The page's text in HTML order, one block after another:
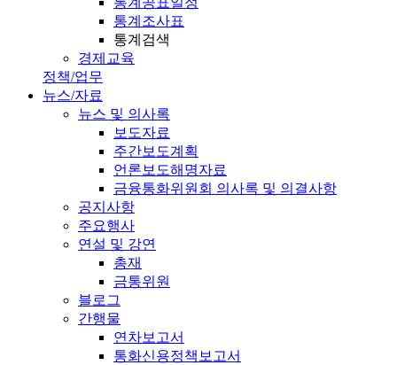
통계조사표
통계검색
경제교육
정책/업무
뉴스/자료
뉴스 및 의사록
보도자료
주간보도계획
언론보도해명자료
금융통화위원회 의사록 및 의결사항
공지사항
주요행사
연설 및 강연
총재
금통위원
블로그
간행물
연차보고서
통화신용정책보고서